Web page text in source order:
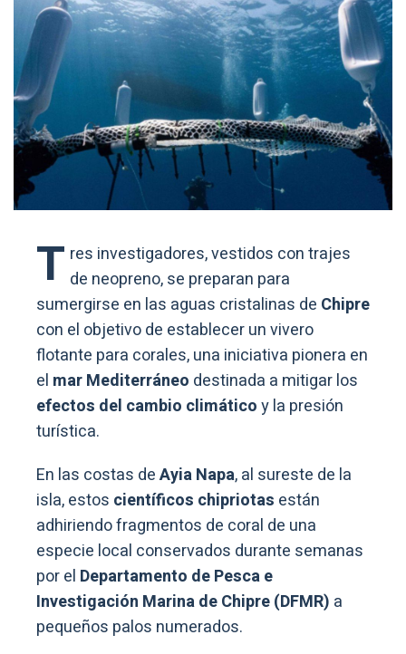
T res investigadores, vestidos con trajes
de neopreno, se preparan para
sumergirse en las aguas cristalinas de Chipre
con el objetivo de establecer un vivero
flotante para corales, una iniciativa pionera en
el mar Mediterráneo destinada a mitigar los
efectos del cambio climáticoy la presión
turística.
En las costas deAyia Napa, al sureste de la
isla, estos científicos chipriotas están
adhiriendo fragmentos de coral de una
especie local conservados durante semanas
por el Departamento de Pesca e
Investigación Marina de Chipre (DFMR) a
pequeños palos numerados.